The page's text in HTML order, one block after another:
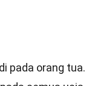
pada orang tua.